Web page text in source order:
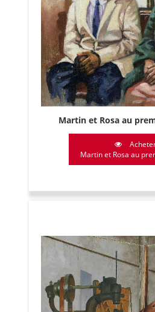
Martin et Rosa au
Martin et Rosa au